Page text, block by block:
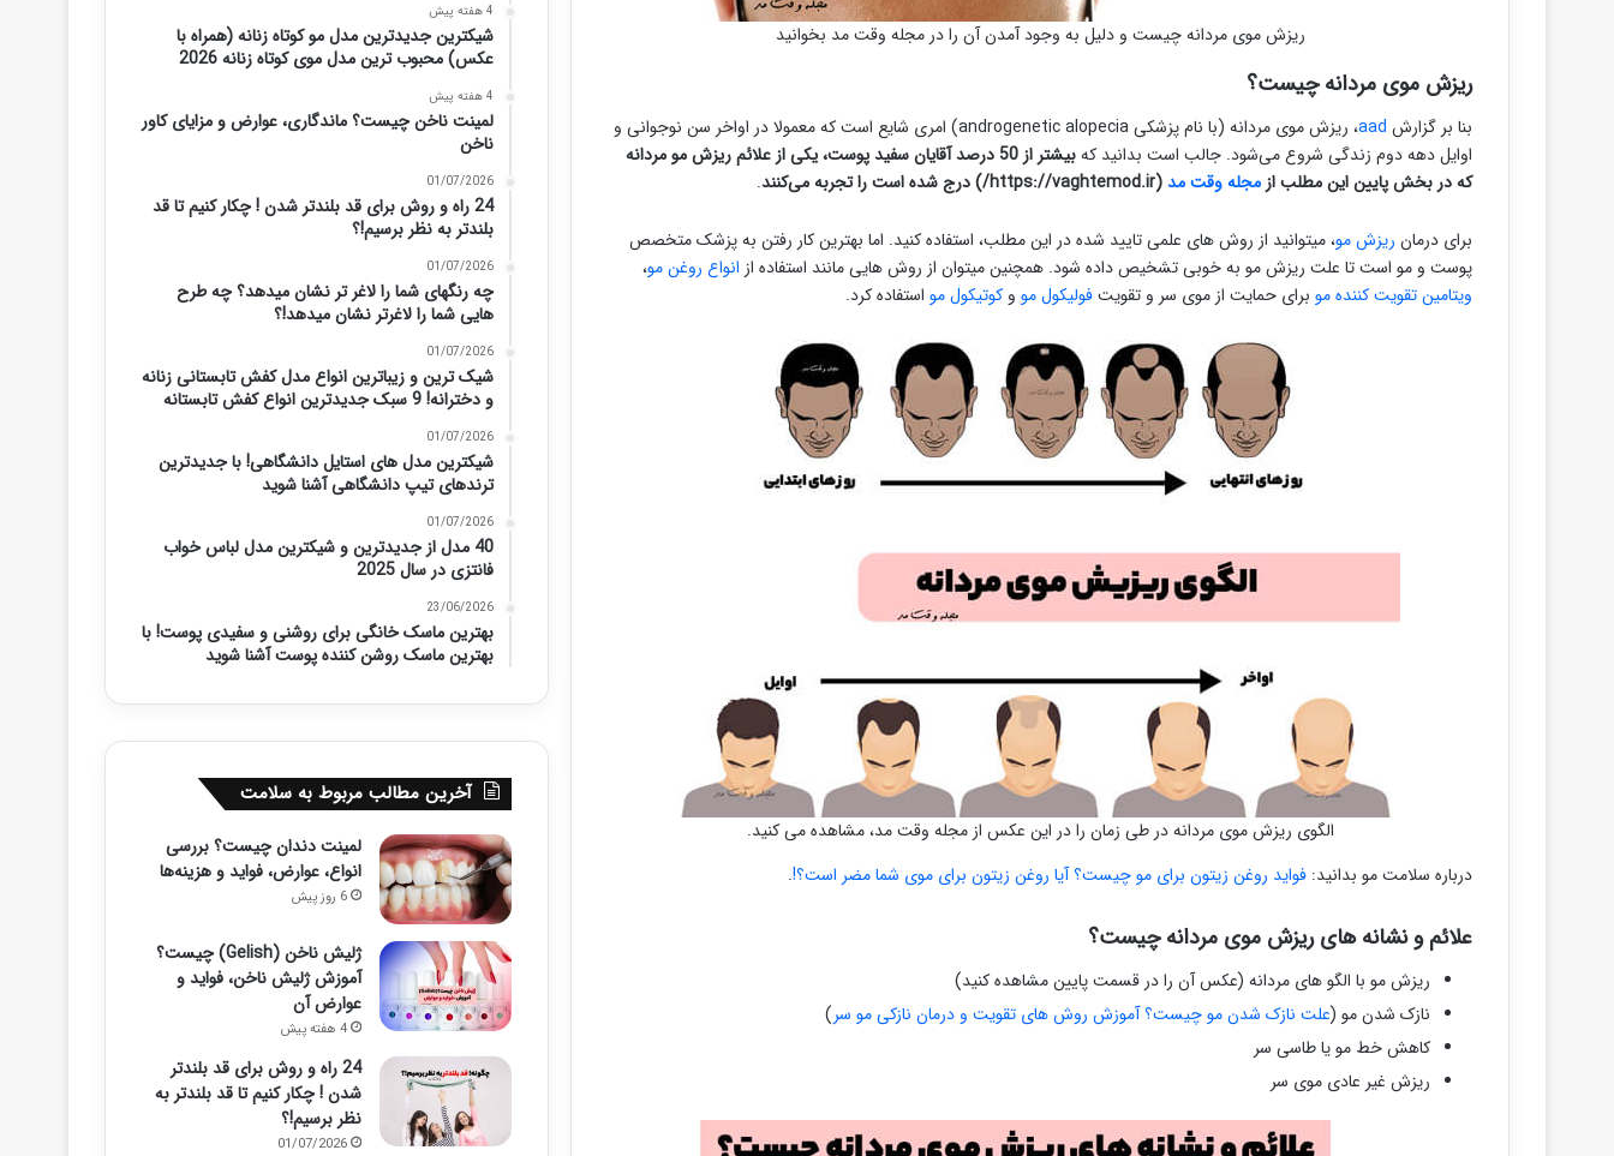
ریزش موی مردانه چیست و دلیل به وجود آمدن آن را در مجله وقت مد بخوانید
ریزش موی مردانه چیست؟
بنا بر گزارش aad
، ریزش موی مردانه (با نام پزشکی androgenetic alopecia) امری شایع است که معمولا در اواخر سن نوجوانی و
اوایل دهه دوم زندگی شروع می‌شود. جالب است بدانید که
بیشتر از 50 درصد آقایان سفید پوست، یکی از علائم ریزش مو مردانه
که در بخش پایین این مطلب از مجله وقت مد(https://vaghtemod.ir/) درج شده است را تجربه می‌کنند .
برای درمان ریزش مو، میتوانید از روش های علمی تایید شده در این مطلب، استفاده کنید. اما بهترین کار رفتن به پزشک متخصص
پوست و مو است تا علت ریزش مو به خوبی تشخیص داده شود. همچنین میتوان از روش هایی مانند استفاده از انواع روغن مو،
ویتامین تقویت کننده مو برای حمایت از موی سر و تقویتفولیکول مو و کوتیکول مو استفاده کرد.
الگوی ریزش موی مردانه در طی زمان را در این عکس از مجله وقت مد، مشاهده می کنید.
درباره سلامت مو بدانید: فواید روغن زیتون برای مو چیست؟ آیا روغن زیتون برای موی شما مضر است؟!.
علائم و نشانه های ریزش موی مردانه چیست؟
ریزش مو با الگو های مردانه (عکس آن را در قسمت پایین مشاهده کنید)
نازک شدن مو (علت نازک شدن مو چیست؟ آموزش روش های تقویت و درمان نازکی مو سر)
کاهش خط مو یا طاسی سر
ریزش غیر عادی موی سر
4 هفته پیش
شیکترین جدیدترین مدل مو کوتاه زنانه (همراه با
عکس) محبوب ترین مدل موی کوتاه زنانه 2026
4 هفته پیش
لمینت ناخن چیست؟ ماندگاری، عوارض و مزایای کاور
ناخن
01/07/2026
24 راه و روش برای قد بلندتر شدن ! چکار کنیم تا قد
بلندتر به نظر برسیم!؟
01/07/2026
چه رنگهای شما را لاغر تر نشان میدهد؟ چه طرح
هایی شما را لاغرتر نشان میدهد!؟
01/07/2026
شیک ترین و زیباترین انواع مدل کفش تابستانی زنانه
و دخترانه! 9 سبک جدیدترین انواع کفش تابستانه
01/07/2026
شیکترین مدل های استایل دانشگاهی! با جدیدترین
ترندهای تیپ دانشگاهی آشنا شوید
01/07/2026
40 مدل از جدیدترین و شیکترین مدل لباس خواب
فانتزی در سال 2025
23/06/2026
بهترین ماسک خانگی برای روشنی و سفیدی پوست! با
بهترین ماسک روشن کننده پوست آشنا شوید
آخرین مطالب مربوط به سلامت
لمینت دندان چیست؟ بررسی
انواع، عوارض، فواید و هزینه‌ها
6 روز پیش
ژلیش ناخن (Gelish) چیست؟
آموزش ژلیش ناخن، فواید و
عوارض آن
4 هفته پیش
24 راه و روش برای قد بلندتر
شدن ! چکار کنیم تا قد بلندتر به
نظر برسیم!؟
01/07/2026